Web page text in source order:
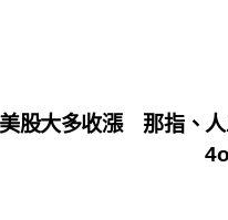
股大多收漲 那指、